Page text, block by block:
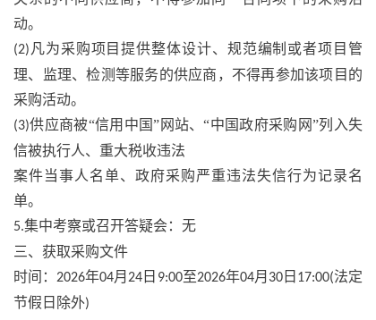
动。
(2) 凡为采购项目提供整体设计、规范编制或者项目管
理、监理、检测等服务的供应商，不得再参加该项目的
采购活动。
(3)供应商被“信用中国”网站、“中国政府采购网”列入失
信被执行人、重大税收违法
案件当事人名单、政府采购严重违法失信行为记录名
单。
5.集中考察或召开答疑会：无
三、获取采购文件
时间： 2026年04月 24 日 9:00至2026年04月 30日 17:00(法定
节假日除外)